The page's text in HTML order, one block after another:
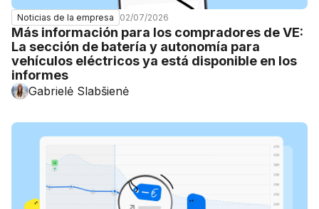
Noticias de la empresa 02/07/2026
Más información para los compradores de VE:
La sección de batería y autonomía para
vehículos eléctricos ya está disponible en los
informes
Gabrielė Slabšienė